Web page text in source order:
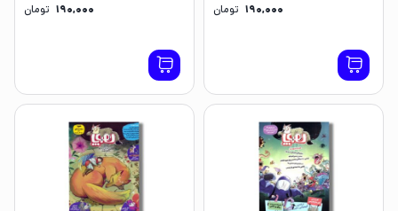
190,000 تومان 190,000 تومان